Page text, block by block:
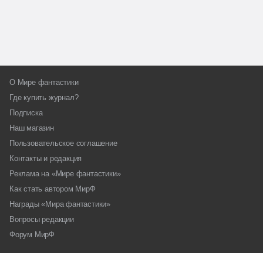
О Мире фантастики
Где купить журнал?
Подписка
Наш магазин
Пользовательское соглашение
Контакты и редакция
Реклама на «Мире фантастики»
Как стать автором МирФ
Награды «Мира фантастики»
Вопросы редакции
Форум МирФ